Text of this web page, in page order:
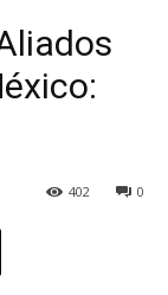
0
402